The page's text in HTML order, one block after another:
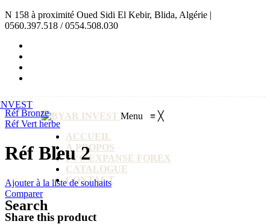
N 158 à proximité Oued Sidi El Kebir, Blida, Algérie |
0560.397.518 / 0554.508.030
Menu ≡ ╳
ACCUEIL
À PROPOS
PVC EXPANSÉ FOREX
CATALOGUE
CONTACT
Search
Réf Bronze
Réf Vert herbe
Réf Bleu 2
Ajouter à la liste de souhaits
Comparer
Share this product